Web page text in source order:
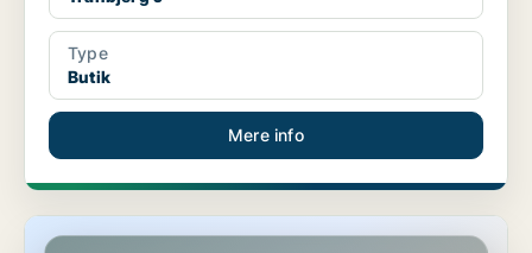
Type
Butik
Mere info
Restaurant i Vejle